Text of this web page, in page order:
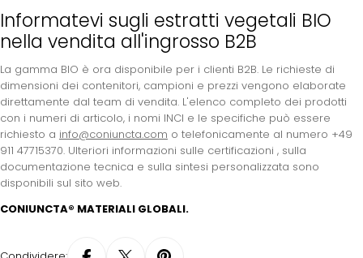
Informatevi sugli estratti vegetali BIO
nella vendita all'ingrosso B2B
La gamma BIO è ora disponibile per i clienti B2B. Le richieste di
dimensioni dei contenitori, campioni e prezzi vengono elaborate
direttamente dal team di vendita. L'elenco completo dei prodotti
con i numeri di articolo, i nomi INCI e le specifiche può essere
richiesto a info@coniuncta.com o telefonicamente al numero +49
911 47715370. Ulteriori informazioni sulle certificazioni , sulla
documentazione tecnica e sulla sintesi personalizzata sono
disponibili sul sito web.
CONIUNCTA® MATERIALI GLOBALI.